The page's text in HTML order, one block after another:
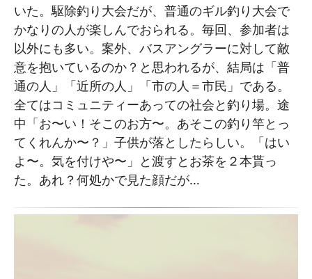
いた。駆除釣り大会だが、普通のギル釣り大会で
かなりの人が楽しんでおられる。毎回、参加者は
以外にも多い。案外、バスアングラーに対して敵
意を抱いているのか？と思われるが、結局は「普
通の人」「近所の人」「市の人＝市民」である。
全てはコミュニティーあっての社会と釣り場。途
中「お〜い！そこのお方〜。あそこの釣り竿とっ
てくれんか〜？」子供が落としたらしい。「はい
よ〜。気を付けや〜」と渡すとお茶を２本貰っ
た。あれ？何処かで見た顔だが…